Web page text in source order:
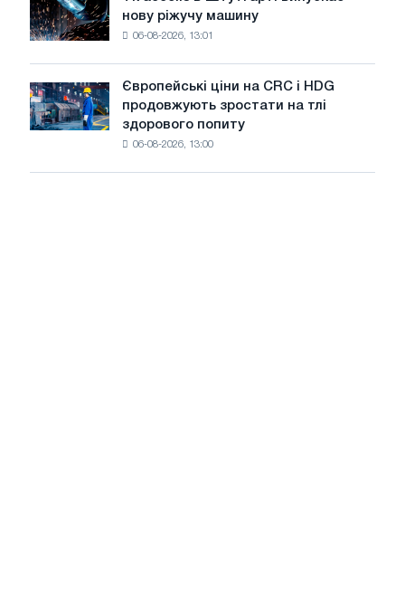
війни
незважаючи
на
літнє
уповільнення
зростання
цін
accelis
в
нову
ріжучу
машину
нову ріжучу машину
06-08-2026, 13:01
Європейські
ціни
на
Європейські ціни на CRC і HDG
продовжують зростати на тлі
здорового попиту
06-08-2026, 13:00